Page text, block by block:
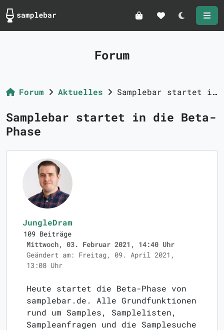
Darkmode
Forum
Forum Aktuelles Samplebar startet in die Beta-Phase
Samplebar startet in die Beta-
Phase
JungleDram
109 Beiträge
Mittwoch, 03. Februar 2021, 14:40 Uhr
Geändert am: Freitag, 09. April 2021,
13:08 Uhr
Heute startet die Beta-Phase von
samplebar.de. Alle Grundfunktionen
rund um Samples, Samplelisten,
Sampleanfragen und die Samplesuche